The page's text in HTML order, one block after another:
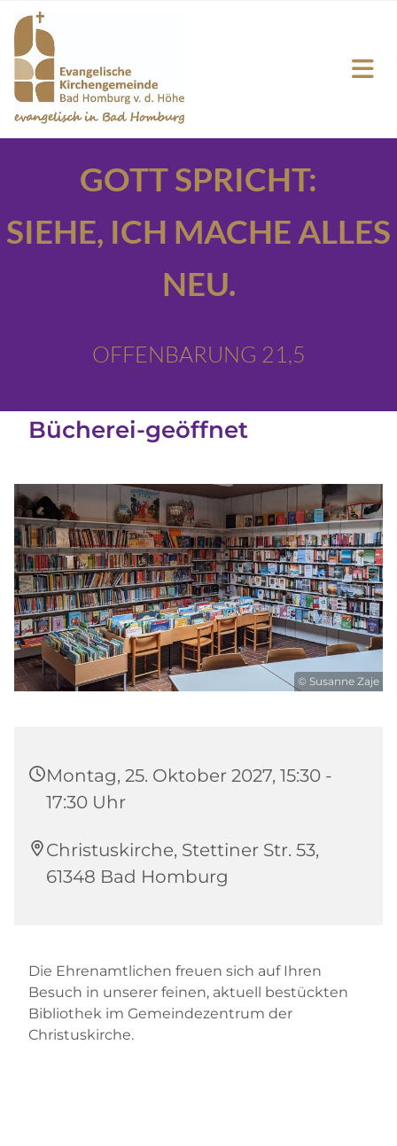
GOTT SPRICHT:
SIEHE, ICH MACHE ALLES
NEU.
OFFENBARUNG 21,5
Bücherei-geöffnet
© Susanne Zaje
Montag, 25. Oktober 2027, 15:30 -
17:30 Uhr
Christuskirche, Stettiner Str. 53,
61348 Bad Homburg
Die Ehrenamtlichen freuen sich auf Ihren
Besuch in unserer feinen, aktuell bestückten
Bibliothek im Gemeindezentrum der
Christuskirche.